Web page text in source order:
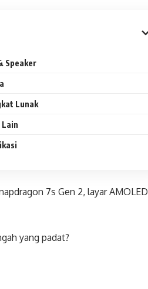
Speaker
Lunak
7s Gen 2, layar AMOLED
yang padat?